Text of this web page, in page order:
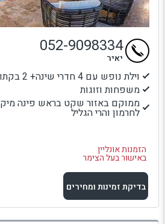
וילת נופש עם 4 חדרי שינה+ 2 בקתות עץ
משפחות וזוגות
ממוקם באזור שקט בראש פינה
לחרמון והרי הגליל
הזמנות אונליין
באישור בעל הצימר
052-9098334
יאיר
בדיקת זמינות ומחירים
למתחם זה